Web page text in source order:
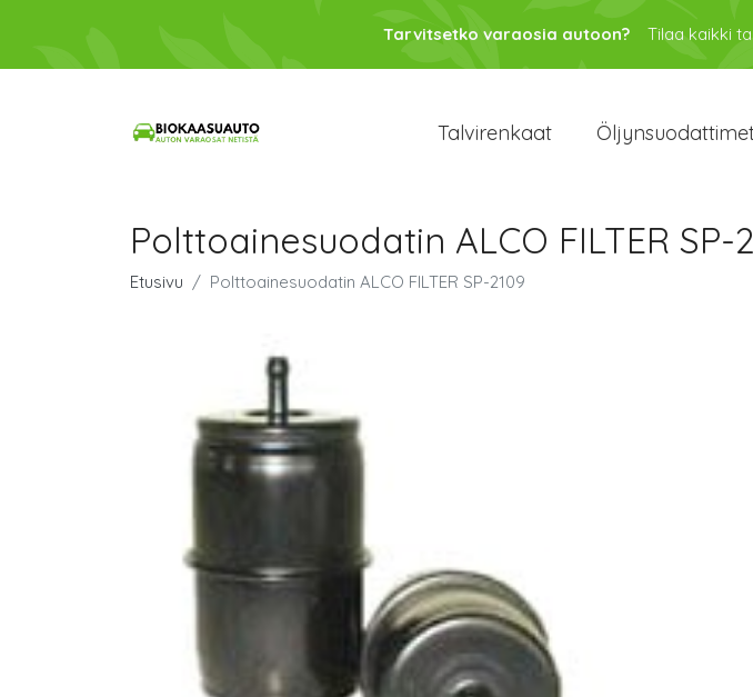
Tarvitsetko varaosia autoon? Tilaa kaikki
Talvirenkaat
Polttoainesuodatin ALCO FILTER SP-
Etusivu Polttoainesuodatin ALCO FILTER SP-2109